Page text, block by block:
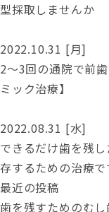
型採取しませんか
2022.10.31 [月]
2～3回の通院で前
ミック治療】
2022.08.31 [水]
できるだけ歯を残
存するための治療で
最近の投稿
歯を残すためのむ